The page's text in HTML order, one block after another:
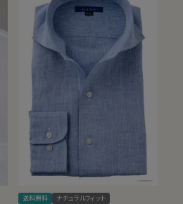
送料無料 ナチュラルフィット